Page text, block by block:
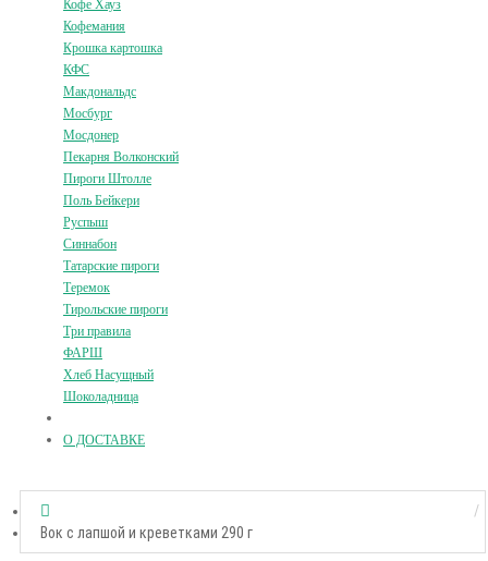
Кофе Хауз
Кофемания
Крошка картошка
КФС
Макдональдс
Мосбург
Мосдонер
Пекарня Волконский
Пироги Штолле
Поль Бейкери
Руспыш
Синнабон
Татарские пироги
Теремок
Тирольские пироги
Три правила
ФАРШ
Хлеб Насущный
Шоколадница
О ДОСТАВКЕ
Вок с лапшой и креветками 290 г